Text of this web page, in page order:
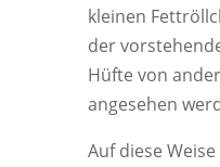
kleinen
der
Hüfte von
angesehen
Auf diese